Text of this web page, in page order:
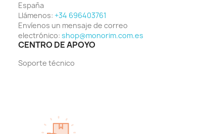
España
Llámenos: +34 696403761
Envíenos un mensaje de correo
electrónico: shop@monorim.com.es
CENTRO DE APOYO
Soporte técnico